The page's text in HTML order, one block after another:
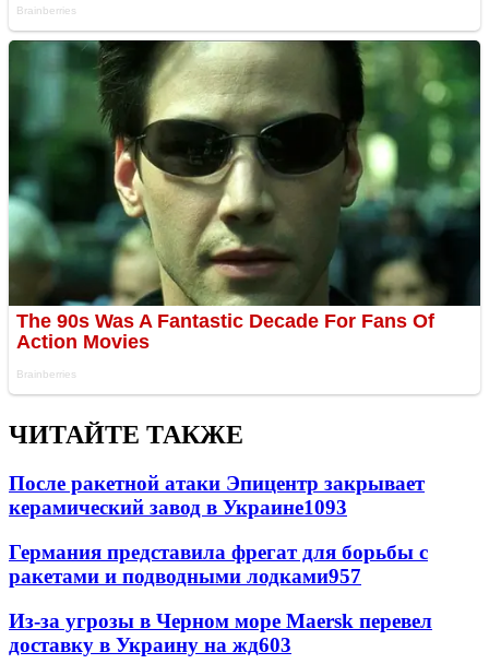
ЧИТАЙТЕ ТАКЖЕ
После ракетной атаки Эпицентр закрывает
керамический завод в Украине1093
Германия представила фрегат для борьбы с
ракетами и подводными лодками957
Из-за угрозы в Черном море Maersk перевел
доставку в Украину на жд603